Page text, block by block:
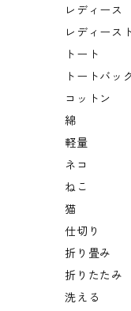
レディース
レディース
トート
トートバッ
コットン
綿
軽量
ネコ
ねこ
猫
仕切り
折り畳み
折りたたみ
洗える